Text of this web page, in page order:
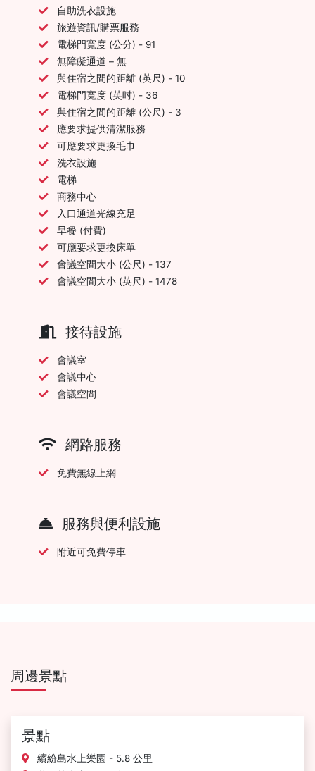
自助洗衣設施
旅遊資訊/購票服務
電梯門寬度 (公分) - 91
無障礙通道 – 無
與住宿之間的距離 (英尺) - 10
電梯門寬度 (英吋) - 36
與住宿之間的距離 (公尺) - 3
應要求提供清潔服務
可應要求更換毛巾
洗衣設施
電梯
商務中心
入口通道光線充足
早餐 (付費)
可應要求更換床單
會議空間大小 (公尺) - 137
會議空間大小 (英尺) - 1478
接待設施
會議室
會議中心
會議空間
網路服務
免費無線上網
服務與便利設施
附近可免費停車
周邊景點
景點
繽紛島水上樂園 - 5.8 公里